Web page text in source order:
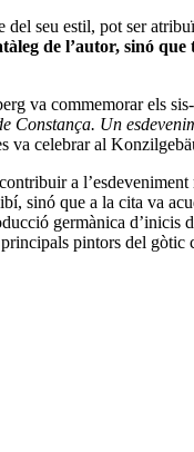
del seu estil, pot ser
de l’autor, sinó
va commemorar els
Constança. Un
va celebrar al
a
sinó que a la cita va
germànica
pintors del